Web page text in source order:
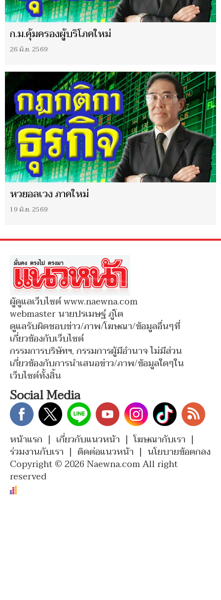
ก.ม.คุ้มครองผู้บริโภคใหม่
26 มิ.ย. 2569
หวยอลเวง ภาคใหม่
19 มิ.ย. 2569
ผู้ดูแลเว็บไซต์ www.naewna.com
webmaster นายปรเมษฐ์ ภู่โต
ดูแลรับผิดชอบข่าว/ภาพ/โฆษณา/ข้อมูลอื่นๆที่
เกี่ยวข้องกับเว็บไซต์
กรรมการบริษัทฯ, กรรมการผู้มีอำนาจ ไม่มีส่วน
เกี่ยวข้องกับการนำเสนอข่าว/ภาพ/ข้อมูลใดๆใน
เว็บไซต์ทั้งสิ้น
Social Media
หน้าแรก | เกี่ยวกับแนวหน้า | โฆษณากับเรา |
ร่วมงานกับเรา | ติดต่อแนวหน้า | นโยบายข้อตกลง
Copyright © 2026 Naewna.com All right
reserved